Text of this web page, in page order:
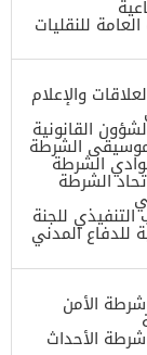
العامة للنقليات
والإعلام
القانونية
موسيقى الشرطة
الشرطة
الشرطة
التنفيذي للجنة
للدفاع المدني
الأمن
الأحداث